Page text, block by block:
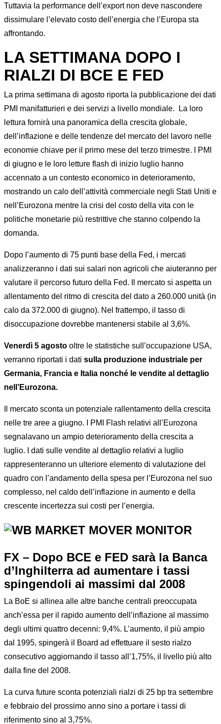
Tuttavia la performance dell’export non deve nascondere
dissimulare l’elevato costo dell’energia che l’Europa sta
affrontando.
LA SETTIMANA DOPO I
RIALZI DI BCE E FED
La prima settimana di agosto riporta la pubblicazione dei dati
PMI manifatturieri e dei servizi a livello mondiale. La loro
lettura fornirà una panoramica della crescita globale,
dell’inflazione e delle tendenze del mercato del lavoro nelle
economie chiave per il primo mese del terzo trimestre. I PMI
di giugno e le loro letture flash di inizio luglio hanno
accennato a un contesto economico in deterioramento,
mostrando un calo dell’attività commerciale negli Stati Uniti e
nell’Eurozona mentre la crisi del costo della vita con le
politiche monetarie più restrittive che stanno colpendo la
domanda.
Dopo l’aumento di 75 punti base della Fed, i mercati
analizzeranno i dati sui salari non agricoli che aiuteranno per
valutare il percorso futuro della Fed. Il mercato si aspetta un
allentamento del ritmo di crescita del dato a 260.000 unità (in
calo da 372.000 di giugno). Nel frattempo, il tasso di
disoccupazione dovrebbe mantenersi stabile al 3,6%.
Venerdì 5 agosto oltre le statistiche sull’occupazione USA,
verranno riportati i dati sulla produzione industriale per
Germania, Francia e Italia nonché le vendite al dettaglio
nell’Eurozona.
Il mercato sconta un potenziale rallentamento della crescita
nelle tre aree a giugno. I PMI Flash relativi all’Eurozona
segnalavano un ampio deterioramento della crescita a
luglio. I dati sulle vendite al dettaglio relativi a luglio
rappresenteranno un ulteriore elemento di valutazione del
quadro con l’andamento della spesa per l’Eurozona nel suo
complesso, nel caldo dell’inflazione in aumento e della
crescente incertezza sui costi per l’energia.
FX – Dopo BCE e FED sarà la Banca
d’Inghilterra ad aumentare i tassi
spingendoli ai massimi dal 2008
La BoE si allinea alle altre banche centrali preoccupata
anch’essa per il rapido aumento dell’inflazione al massimo
degli ultimi quattro decenni: 9,4%. L’aumento, il più ampio
dal 1995, spingerà il Board ad effettuare il sesto rialzo
consecutivo aggiornando il tasso all’1,75%, il livello più alto
dalla fine del 2008.
La curva future sconta potenziali rialzi di 25 bp tra settembre
e febbraio del prossimo anno sino a portare i tassi di
riferimento sino al 3,75%.